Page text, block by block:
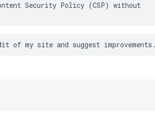
Security Policy (CSP) without
of my site and suggest improvements.